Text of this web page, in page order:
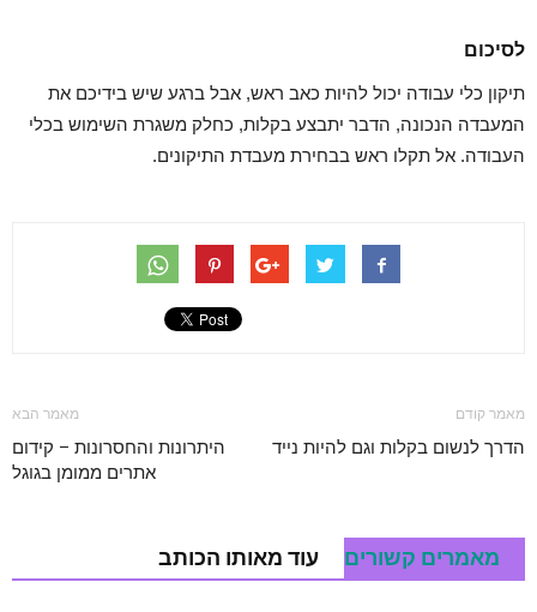
לסיכום
תיקון כלי עבודה יכול להיות כאב ראש, אבל ברגע שיש בידיכם את
המעבדה הנכונה, הדבר יתבצע בקלות, כחלק משגרת השימוש בכלי
העבודה. אל תקלו ראש בבחירת מעבדת התיקונים.
מאמר קודם
הדרך לנשום בקלות וגם להיות נייד
מאמר הבא
היתרונות והחסרונות – קידום
אתרים ממומן בגוגל
מאמרים קשורים עוד מאותו הכותב